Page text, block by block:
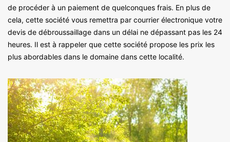
de procéder à un paiement de quelconques frais. En plus de
cela, cette société vous remettra par courrier électronique votre
devis de débroussaillage dans un délai ne dépassant pas les 24
heures. Il est à rappeler que cette société propose les prix les
plus abordables dans le domaine dans cette localité.